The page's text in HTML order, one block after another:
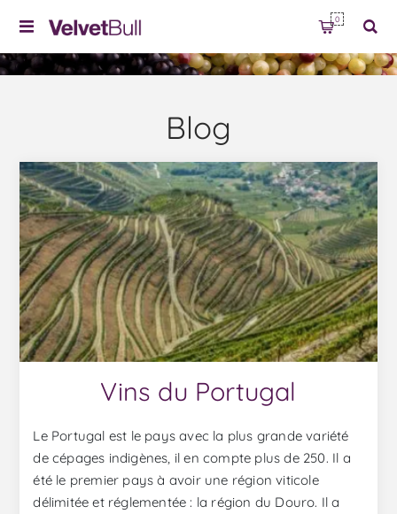
0
Blog
Vins du Portugal
Le Portugal est le pays avec la plus grande variété
de cépages indigènes, il en compte plus de 250. Il a
été le premier pays à avoir une région viticole
délimitée et réglementée : la région du Douro. Il a